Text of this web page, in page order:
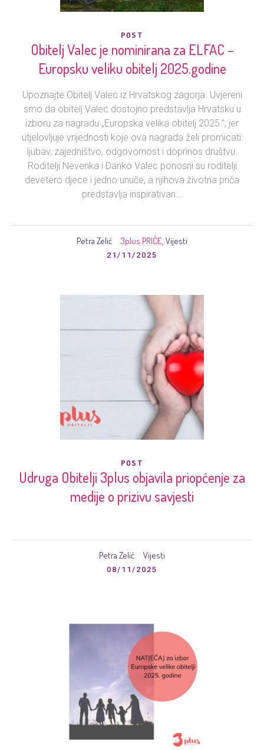
POST
Obitelj Valec je nominirana za ELFAC –
Europsku veliku obitelj 2025.godine
Upoznajte Obitelj Valec iz Hrvatskog zagorja. Uvjereni
smo da obitelj Valec dostojno predstavlja Hrvatsku u
izboru za nagradu „Europska velika obitelj 2025.”, jer
utjelovljuje vrijednosti koje ova nagrada želi promicati:
ljubav, zajedništvo, odgovornost i doprinos društvu.
Roditelji Nevenka i Danko Valec ponosni su roditelji
devetero djece i jedno unuče, a njihova životna priča
predstavlja inspirativan...
Petra Zelić 3plus PRIČE, Vijesti
21/11/2025
POST
Udruga Obitelji 3plus objavila priopćenje za
medije o prizivu savjesti
Petra Zelić Vijesti
08/11/2025